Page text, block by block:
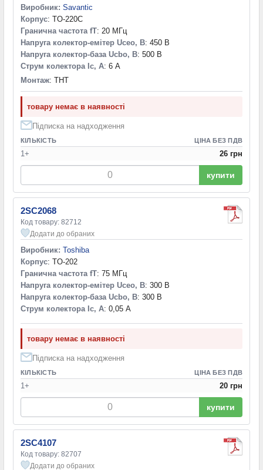
Виробник: Savantic
Корпус: TO-220C
Гранична частота fT: 20 МГц
Напруга колектор-емітер Uceo, В: 450 В
Напруга колектор-база Ucbo, В: 500 В
Струм колектора Ic, А: 6 А
Монтаж: THT
товару немає в наявності
Підписка на надходження
КІЛЬКІСТЬ ЦІНА БЕЗ ПДВ
1+ 26 грн
купити
2SC2068
Код товару: 82712
Додати до обраних
Виробник: Toshiba
Корпус: TO-202
Гранична частота fT: 75 МГц
Напруга колектор-емітер Uceo, В: 300 В
Напруга колектор-база Ucbo, В: 300 В
Струм колектора Ic, А: 0,05 А
товару немає в наявності
Підписка на надходження
КІЛЬКІСТЬ ЦІНА БЕЗ ПДВ
1+ 20 грн
купити
2SC4107
Код товару: 82707
Додати до обраних